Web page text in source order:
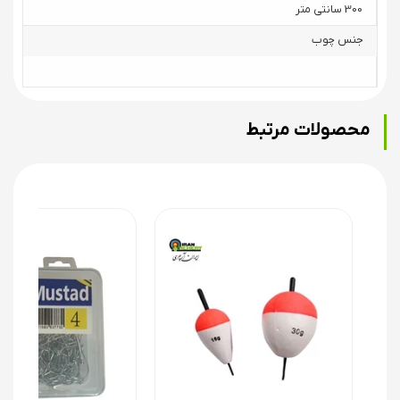
فوق سنگین ۴۰۰ گرم به بالا
اکشن نشانگر انعطاف پذیری یک چوب است. میزان مقاومت چوب
ماهیگیری در برابر خم شدن، و نیز سرعت بازگشت آن به حالت قبل
300 سانتی متر
جنس چوب
محصولات مرتبط